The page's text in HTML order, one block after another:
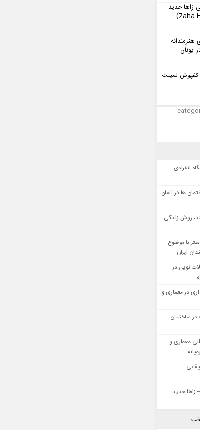
زاها حدید
هنرمندانه
یونان
کفپوش لمینت
انفرادی
ها در آلمان
روش زندگی
با موضوع
ایران
نوین در
در معماری و
ساختمان
معماری و
زاها حدید